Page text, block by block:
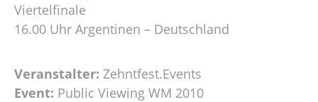
Viertelfinale
16.00 Uhr Argentinen – Deutschland
Veranstalter: Zehntfest.Events
Event: Public Viewing WM 2010